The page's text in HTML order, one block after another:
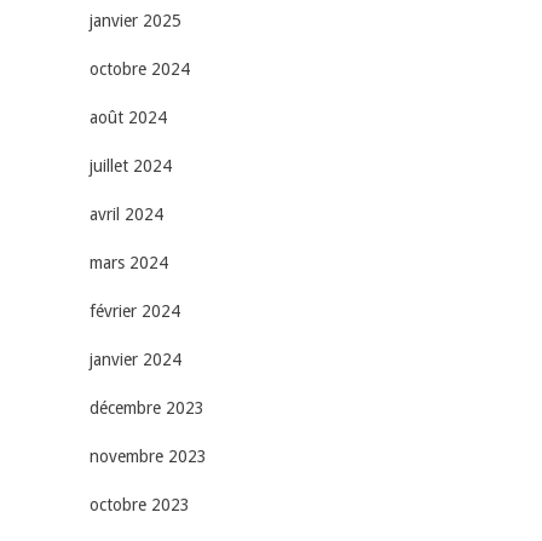
janvier 2025
octobre 2024
août 2024
juillet 2024
avril 2024
mars 2024
février 2024
janvier 2024
décembre 2023
novembre 2023
octobre 2023